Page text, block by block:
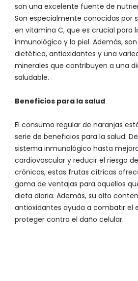
son una excelente fuente de
Son especialmente conocidas por
en vitamina C, que es crucial para
inmunológico y la piel. Además,
dietética, antioxidantes y una
minerales que contribuyen a una
saludable.
Beneficios para la salud
El consumo regular de naranjas
serie de beneficios para la salud.
sistema inmunológico hasta
cardiovascular y reducir el riesgo
crónicas, estas frutas cítricas
gama de ventajas para aquellos
dieta diaria. Además, su alto
antioxidantes ayuda a combatir el
proteger contra el daño celular.